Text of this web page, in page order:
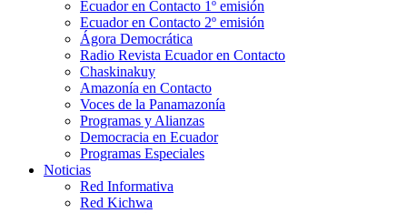
Ecuador en Contacto 1º emisión
Ecuador en Contacto 2º emisión
Ágora Democrática
Radio Revista Ecuador en Contacto
Chaskinakuy
Amazonía en Contacto
Voces de la Panamazonía
Programas y Alianzas
Democracia en Ecuador
Programas Especiales
Noticias
Red Informativa
Red Kichwa